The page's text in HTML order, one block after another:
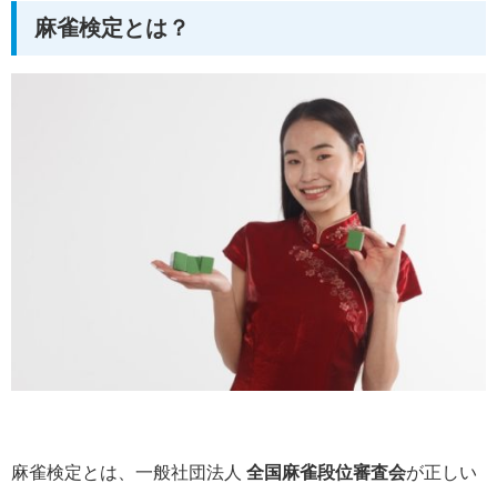
麻雀検定とは？
麻雀検定とは、一般社団法人 全国麻雀段位審査会が正しい